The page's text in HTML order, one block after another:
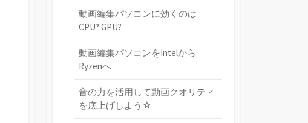
動画編集パソコンに効くのは
CPU? GPU?
動画編集パソコンをIntelから
Ryzenへ
音の力を活用して動画クオリティ
を底上げしよう☆